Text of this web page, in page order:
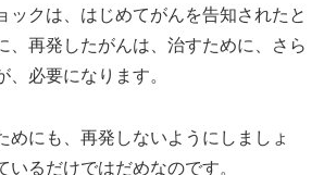
ックは、はじめてがんを告知されたと
、再発したがんは、治すために、さら
、必要になります。
めにも、再発しないようにしましょ
いるだけではだめなのです。